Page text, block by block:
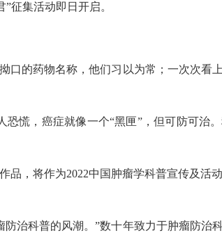
征集活动即日开启。
的药物名称，他们习以为常；一次次看
慌，癌症就像一个“黑匣”，但可防可治
品，将作为2022中国肿瘤学科普宣传及活
治科普的风潮。”数十年致力于肿瘤防治